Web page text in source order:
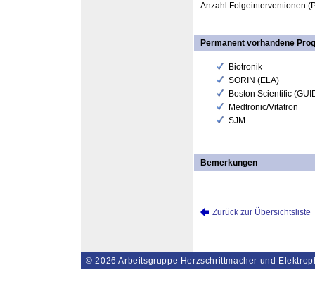
Anzahl Folgeinterventionen
Permanent vorhandene
Biotronik
SORIN (ELA)
Boston Scientific
Medtronic/Vitatron
SJM
Bemerkungen
Zurück zur Übersichtsliste
© 2026 Arbeitsgruppe Herzschrittmacher und